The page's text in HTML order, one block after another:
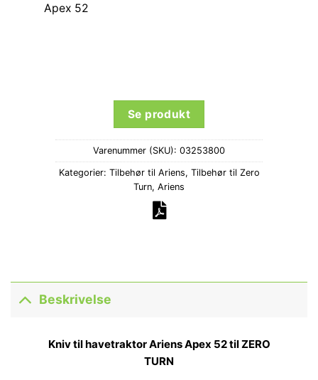
Apex 52
Se produkt
Varenummer (SKU): 03253800
Kategorier: Tilbehør til Ariens, Tilbehør til Zero
Turn, Ariens
Beskrivelse
Kniv til havetraktor Ariens Apex 52 til ZERO
TURN